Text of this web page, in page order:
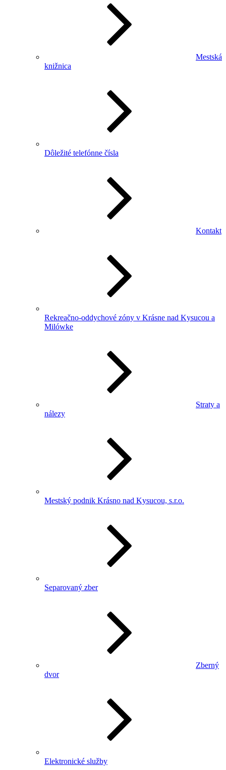
Mestská
knižnica
Dôležité telefónne čísla
Kontakt
Rekreačno-oddychové zóny v Krásne nad Kysucou a
Milówke
Straty a
nálezy
Mestský podnik Krásno nad Kysucou, s.r.o.
Separovaný zber
Zberný
dvor
Elektronické služby